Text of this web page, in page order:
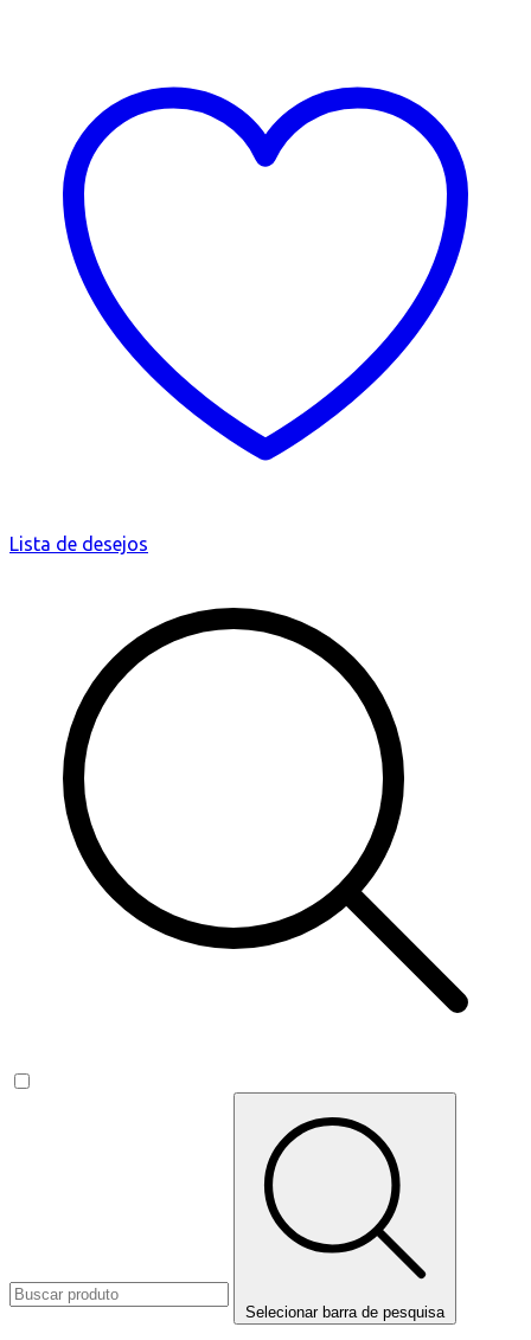
Lista de desejos
Selecionar barra de pesquisa